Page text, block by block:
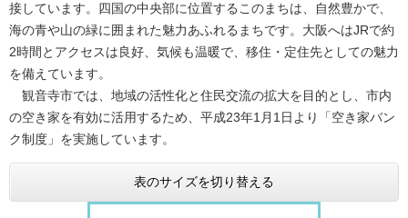
接しています。四国の中央部に位置するこのまちは、自然豊かで、
海の青や山の緑に囲まれた魅力あふれるまちです。大阪へはJRで約
2時間とアクセスは良好、気候も温暖で、移住・定住先としての魅力
を備えています。
観音寺市では、地域の活性化と住民交流の拡大を目的とし、市内
の空き家を有効に活用するため、平成23年1月1日より「空き家バン
ク制度」を実施しています。
表のサイズを切り替える